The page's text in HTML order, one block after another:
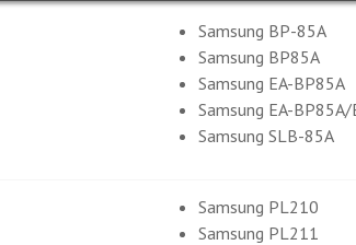
Samsung BP-85A
Samsung BP85A
Samsung EA-BP85A
Samsung EA-BP85A/
Samsung SLB-85A
Samsung PL210
Samsung PL211